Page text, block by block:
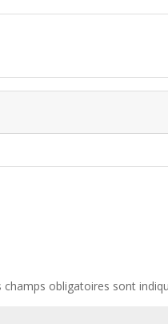
champs obligatoires sont